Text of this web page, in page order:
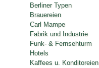
Berliner Typen
Brauereien
Carl Mampe
Fabrik und Industrie
Funk- & Fernsehturm
Hotels
Kaffees u. Konditoreien